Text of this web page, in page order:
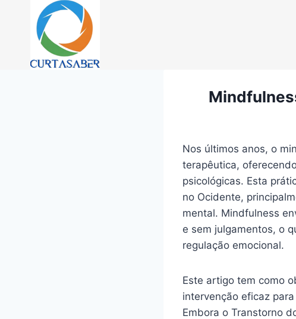
Nos últimos anos, o
terapêutica,
psicológicas. Esta
no Ocidente,
mental. Mindfulness
e sem julgamentos, o
regulação emocional.
Este artigo tem como
intervenção eficaz
Embora o Transtorno